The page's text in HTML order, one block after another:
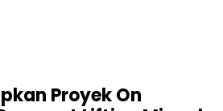
Proyek On